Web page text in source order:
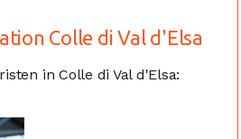
Colle di Val d'Elsa
in Colle di Val d'Elsa: